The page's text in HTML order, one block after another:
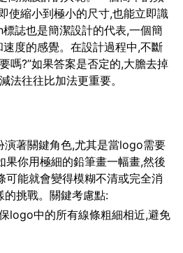
使縮小到極小的尺寸,也能立即識
誌也是簡潔設計的代表,一個簡
度的感覺。在設計過程中,不斷
嗎?”如果答案是否定的,大膽去掉
法往往比加法更重要。
著關鍵角色,尤其是當logo需要
果你用極細的鉛筆畫一幅畫,然後
可能就會變得模糊不清或完全消
挑戰。關鍵考慮點:
logo中的所有線條粗細相近,避免